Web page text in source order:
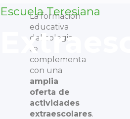
Escuela Teresiana
La formación
educativa
del colegio
se
complementa
con una
amplia
oferta de
actividades
extraescolares.